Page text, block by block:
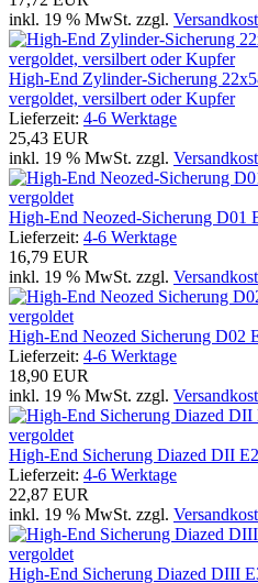
inkl. 19 % MwSt. zzgl.
High-End Zylinder-Sicherung
vergoldet, versilbert oder Kupfer
Lieferzeit: 4-6 Werktage
25,43 EUR
inkl. 19 % MwSt. zzgl.
High-End Neozed-Sicherung D01
Lieferzeit: 4-6 Werktage
16,79 EUR
inkl. 19 % MwSt. zzgl.
High-End Neozed Sicherung D02
Lieferzeit: 4-6 Werktage
18,90 EUR
inkl. 19 % MwSt. zzgl.
High-End Sicherung Diazed DII
Lieferzeit: 4-6 Werktage
22,87 EUR
inkl. 19 % MwSt. zzgl.
High-End Sicherung Diazed DIII